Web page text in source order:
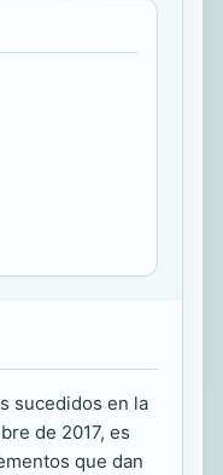
sucedidos en la
de 2017, es
que dan